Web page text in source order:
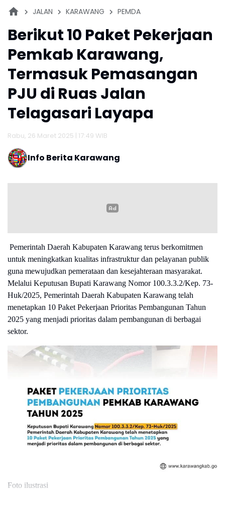
JALAN KARAWANG PEMDA
Berikut 10 Paket Pekerjaan
Pemkab Karawang,
Termasuk Pemasangan
PJU di Ruas Jalan
Telagasari Layapa
Rabu, 26 Maret 2025 | 17:49 WIB
Info Berita Karawang
Pemerintah Daerah Kabupaten Karawang terus berkomitmen
untuk meningkatkan kualitas infrastruktur dan pelayanan publik
guna mewujudkan pemerataan dan kesejahteraan masyarakat.
Melalui Keputusan Bupati Karawang Nomor 100.3.3.2/Kep. 73-
Huk/2025, Pemerintah Daerah Kabupaten Karawang telah
menetapkan 10 Paket Pekerjaan Prioritas Pembangunan Tahun
2025 yang menjadi prioritas dalam pembangunan di berbagai
sektor.
Foto ilustrasi